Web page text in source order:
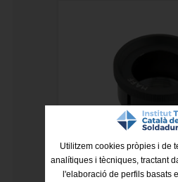
Utilitzem cookies pròpies i de
analítiques i tècniques, tractant
l'elaboració de perfils basats